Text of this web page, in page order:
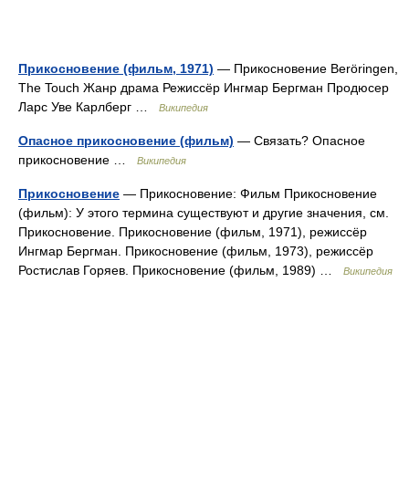
Прикосновение (фильм, 1971) — Прикосновение Beröringen,
The Touch Жанр драма Режиссёр Ингмар Бергман Продюсер
Ларс Уве Карлберг …
Википедия
Опасное прикосновение (фильм) — Связать? Опасное
прикосновение …
Википедия
Прикосновение — Прикосновение: Фильм Прикосновение
(фильм): У этого термина существуют и другие значения, см.
Прикосновение. Прикосновение (фильм, 1971), режиссёр
Ингмар Бергман. Прикосновение (фильм, 1973), режиссёр
Ростислав Горяев. Прикосновение (фильм, 1989) …
Википедия